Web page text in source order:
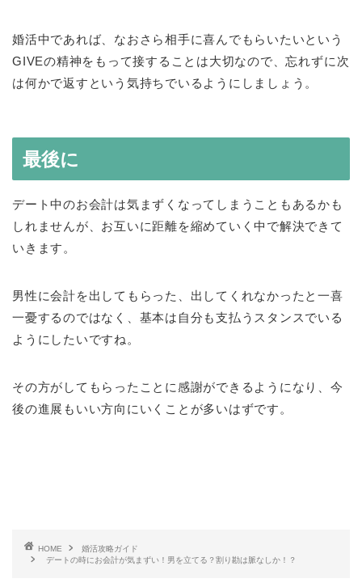
婚活中であれば、なおさら相手に喜んでもらいたいという
GIVEの精神をもって接することは大切なので、忘れずに次
は何かで返すという気持ちでいるようにしましょう。
最後に
デート中のお会計は気まずくなってしまうこともあるかも
しれませんが、お互いに距離を縮めていく中で解決できて
いきます。
男性に会計を出してもらった、出してくれなかったと一喜
一憂するのではなく、基本は自分も支払うスタンスでいる
ようにしたいですね。
その方がしてもらったことに感謝ができるようになり、今
後の進展もいい方向にいくことが多いはずです。
HOME
婚活攻略ガイド
デートの時にお会計が気まずい！男を立てる？割り勘は脈なしか！？